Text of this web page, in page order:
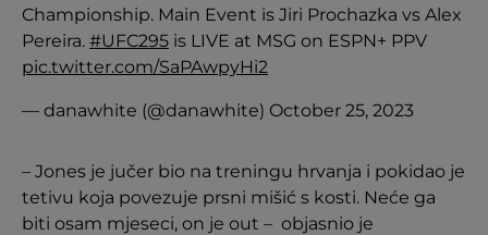
Championship. Main Event is Jiri Prochazka vs Alex
Pereira. #UFC295 is LIVE at MSG on ESPN+ PPV
pic.twitter.com/SaPAwpyHi2
— danawhite (@danawhite) October 25, 2023
– Jones je jučer bio na treningu hrvanja i pokidao je
tetivu koja povezuje prsni mišić s kosti. Neće ga
biti osam mjeseci, on je out – objasnio je